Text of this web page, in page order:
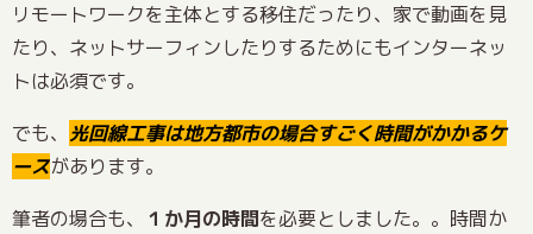
リモートワークを主体とする移住だったり、家で動画を見
たり、ネットサーフィンしたりするためにもインターネッ
トは必須です。
でも、 光回線工事は地方都市の場合すごく時間がかかるケ
ースがあります。
筆者の場合も、
１か月の時間を必要としました。。時間か